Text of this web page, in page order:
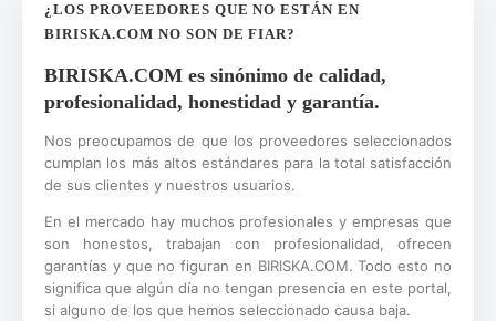
¿LOS PROVEEDORES QUE NO ESTÁN EN
BIRISKA.COM NO SON DE FIAR?
BIRISKA.COM es sinónimo de calidad,
profesionalidad, honestidad y garantía.
Nos preocupamos de que los proveedores seleccionados
cumplan los más altos estándares para la total satisfacción
de sus clientes y nuestros usuarios.
En el mercado hay muchos profesionales y empresas que
son honestos, trabajan con profesionalidad, ofrecen
garantías y que no figuran en BIRISKA.COM. Todo esto no
significa que algún día no tengan presencia en este portal,
si alguno de los que hemos seleccionado causa baja.